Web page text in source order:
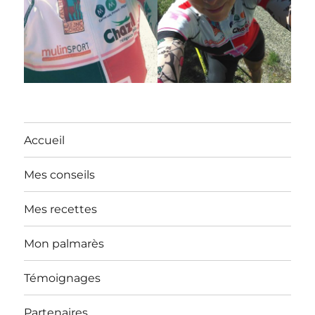
Accueil
Mes conseils
Mes recettes
Mon palmarès
Témoignages